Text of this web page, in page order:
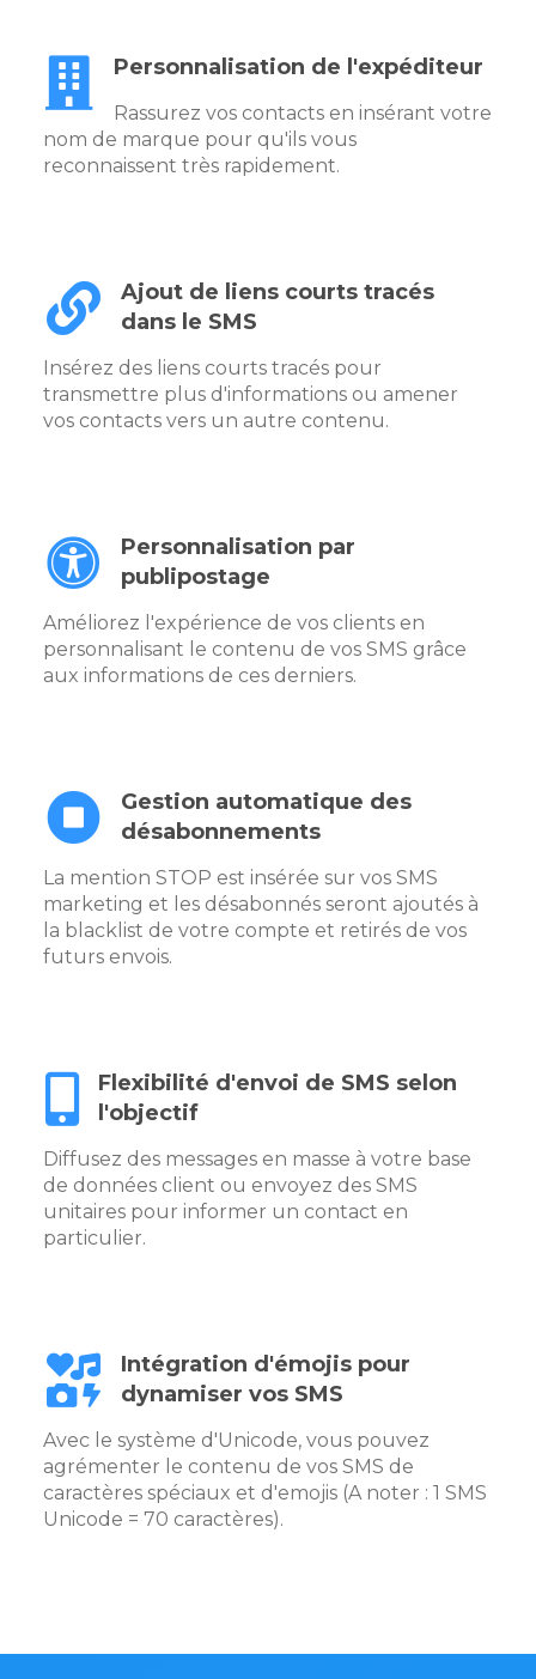
Personnalisation de l'expéditeur
Rassurez vos contacts en insérant votre
nom de marque pour qu'ils vous
reconnaissent très rapidement.
Ajout de liens courts tracés
dans le SMS
Insérez des liens courts tracés pour
transmettre plus d'informations ou amener
vos contacts vers un autre contenu.
Personnalisation par
publipostage
Améliorez l'expérience de vos clients en
personnalisant le contenu de vos SMS grâce
aux informations de ces derniers.
Gestion automatique des
désabonnements
La mention STOP est insérée sur vos SMS
marketing et les désabonnés seront ajoutés à
la blacklist de votre compte et retirés de vos
futurs envois.
Flexibilité d'envoi de SMS selon
l'objectif
Diffusez des messages en masse à votre base
de données client ou envoyez des SMS
unitaires pour informer un contact en
particulier.
Intégration d'émojis pour
dynamiser vos SMS
Avec le système d'Unicode, vous pouvez
agrémenter le contenu de vos SMS de
caractères spéciaux et d'emojis (A noter : 1 SMS
Unicode = 70 caractères).